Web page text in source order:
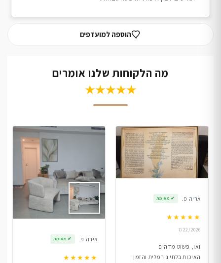
הוספה למועדפים
מה הלקוחות שלנו אומרים
★★★★★
אריה פ. ✔ מאומת
★★★★★
7/22/2026
ואו, פשוט מדהים
האיכות בלתי נורמלית והזמן
אירה פ. ✔ מאומת
★★★★★